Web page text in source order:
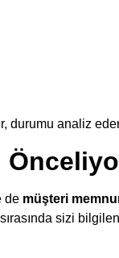
durumu analiz
de müşteri
sizi